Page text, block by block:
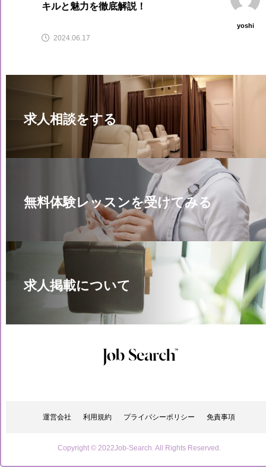
キルと魅力を徹底解説！
yoshi
2024.06.17
求人相談をする
無料体験レッスンを受けてみる
求人掲載について
運営会社 利用規約 プライバシーポリシー 免責事項
Copyright © 2022Job-Search. All Rights Reserved.